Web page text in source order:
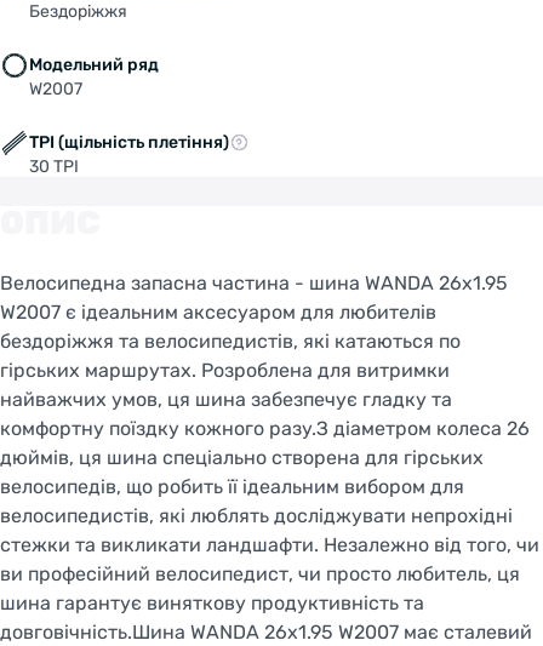
Бездоріжжя
Модельний ряд
W2007
TPI (щільність плетіння)
30 TPI
Велосипедна запасна частина - шина WANDA 26x1.95
W2007 є ідеальним аксесуаром для любителів
бездоріжжя та велосипедистів, які катаються по
гірських маршрутах. Розроблена для витримки
найважчих умов, ця шина забезпечує гладку та
комфортну поїздку кожного разу.З діаметром колеса 26
дюймів, ця шина спеціально створена для гірських
велосипедів, що робить її ідеальним вибором для
велосипедистів, які люблять досліджувати непрохідні
стежки та викликати ландшафти. Незалежно від того, чи
ви професійний велосипедист, чи просто любитель, ця
шина гарантує виняткову продуктивність та
довговічність.Шина WANDA 26x1.95 W2007 має сталевий
SWITCH TO FACEBIKE.NL
STAY ON FACEBIKE.UA